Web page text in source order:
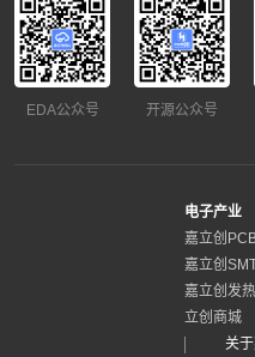
EDA公众号 开源公众号
电子产业
嘉立创
嘉立创
嘉立创发
立创商城
关